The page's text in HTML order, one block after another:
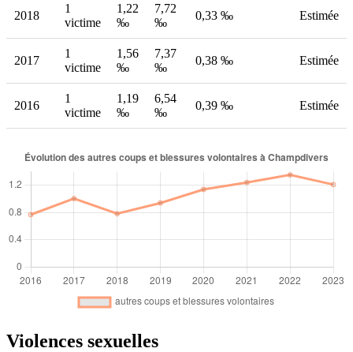
2018
1
victime
1,22
‰
7,72
‰
0,33 ‰ Estimée
2017
1
victime
1,56
‰
7,37
‰
0,38 ‰ Estimée
2016
1
victime
1,19
‰
6,54
‰
0,39 ‰ Estimée
Violences sexuelles